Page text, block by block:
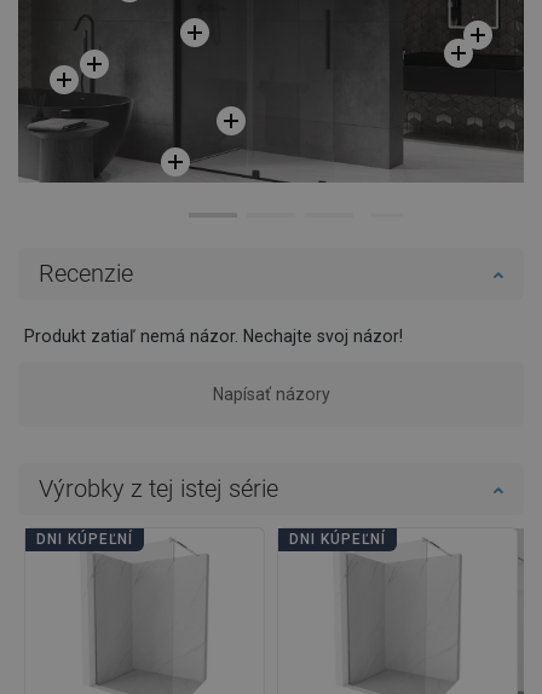
Recenzie
Produkt zatiaľ nemá názor. Nechajte svoj názor!
Napísať názory
Výrobky z tej istej série
DNI KÚPEĽNÍ DNI KÚPEĽNÍ